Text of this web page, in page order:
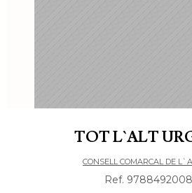
TOT L`ALT
CONSELL COMARCAL DE
Ref.